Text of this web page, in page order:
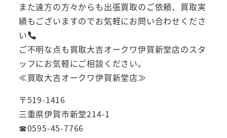
また遠方の方々からも出張買取のご依頼、買取実
績もございますのでお気軽にお問い合わせくださ
い
ご不明な点も買取大吉オークワ伊賀新堂店のスタ
ッフにお気軽にご相談ください。
≪買取大吉オークワ伊賀新堂店≫
〒519-1416
三重県伊賀市新堂214-1
☎0595-45-7766